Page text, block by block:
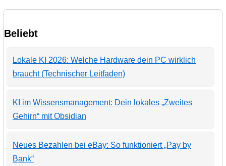
Beliebt
Lokale KI 2026: Welche Hardware dein PC wirklich
braucht (Technischer Leitfaden)
KI im Wissensmanagement: Dein lokales „Zweites
Gehirn“ mit Obsidian
Neues Bezahlen bei eBay: So funktioniert „Pay by
Bank“